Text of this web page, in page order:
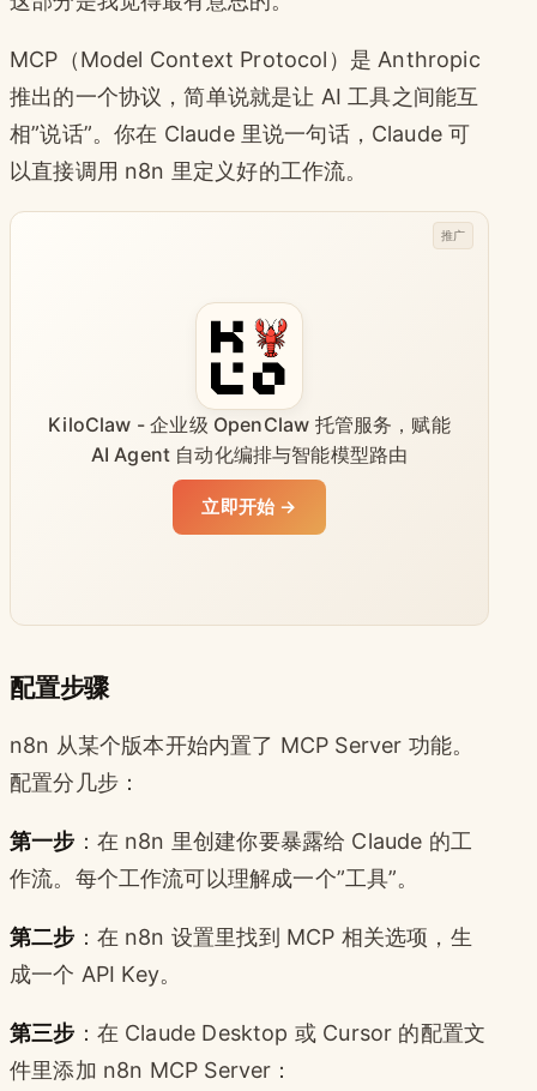
MCP（Model Context Protocol）是 Anthropic
推出的一个协议，简单说就是让 AI 工具之间能互
相”说话”。你在 Claude 里说一句话，Claude 可
以直接调用 n8n 里定义好的工作流。
KiloClaw - 企业级 OpenClaw 托管服务，赋能
AI Agent 自动化编排与智能模型路由
立即开始 →
推广
配置步骤
n8n 从某个版本开始内置了 MCP Server 功能。
配置分几步：
第一步 ：在 n8n 里创建你要暴露给 Claude 的工
作流。每个工作流可以理解成一个”工具”。
第二步 ：在 n8n 设置里找到 MCP 相关选项，生
成一个 API Key。
第三步 ：在 Claude Desktop 或 Cursor 的配置文
件里添加 n8n MCP Server：